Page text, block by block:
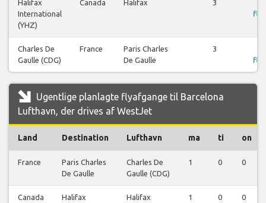
Halifax
International
(YHZ)
Canada Halifax 3
Charles De
Gaulle (CDG)
France
Paris Charles
De Gaulle
3
Ugentlige planlagte flyafgange til Barcelona
Lufthavn, der drives af WestJet
Land Destination Lufthavn ma ti on
France
Paris Charles
De Gaulle
Charles De
Gaulle (CDG)
1 0 0
Canada Halifax
Halifax
1 0 0